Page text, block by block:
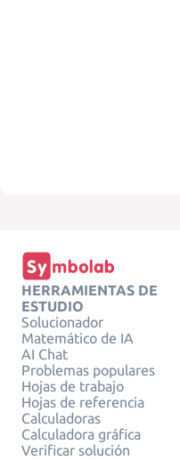
HERRAMIENTAS DE
ESTUDIO
Solucionador
Matemático de IA
AI Chat
Problemas populares
Hojas de trabajo
Hojas de referencia
Calculadoras
Calculadora gráfica
Verificar solución